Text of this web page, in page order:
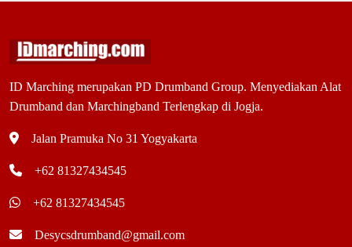
ID Marching merupakan PD Drumband Group. Menyediakan Alat
Drumband dan Marchingband Terlengkap di Jogja.
Jalan Pramuka No 31 Yogyakarta
+62 81327434545
+62 81327434545
Desycsdrumband@gmail.com